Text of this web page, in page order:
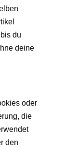
du
deine
oder
die
den